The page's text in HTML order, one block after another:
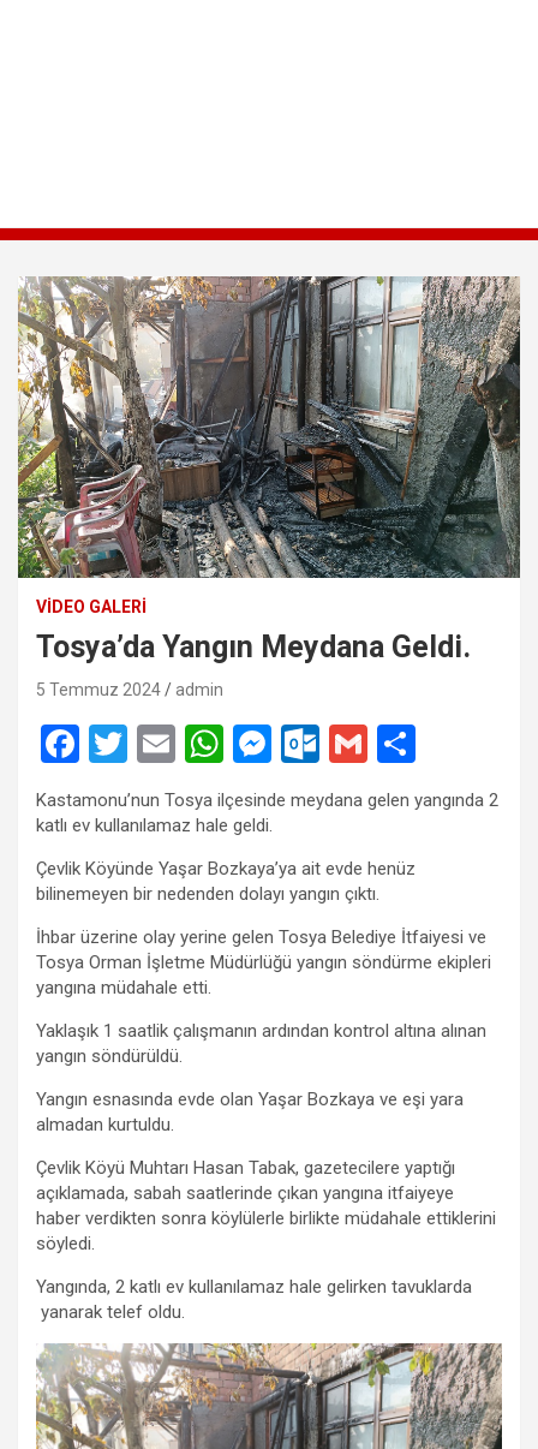
VIDEO GALERI
Tosya’da Yangın Meydana Geldi.
5 Temmuz 2024 admin
F
ce
b
o
o
k
T
wi
tt
er
E
ail
W
at
s
A
p
p
M
es
se
n
g
er
O
ut
lo
o
k.
c
o
m
G
m
ail ar
Kastamonu’nun Tosya ilçesinde meydana gelen yangında 2
katlı ev kullanılamaz hale geldi.
Çevlik Köyünde Yaşar Bozkaya’ya ait evde henüz
bilinemeyen bir nedenden dolayı yangın çıktı.
İhbar üzerine olay yerine gelen Tosya Belediye İtfaiyesi ve
Tosya Orman İşletme Müdürlüğü yangın söndürme ekipleri
yangına müdahale etti.
Yaklaşık 1 saatlik çalışmanın ardından kontrol altına alınan
yangın söndürüldü.
Yangın esnasında evde olan Yaşar Bozkaya ve eşi yara
almadan kurtuldu.
Çevlik Köyü Muhtarı Hasan Tabak, gazetecilere yaptığı
açıklamada, sabah saatlerinde çıkan yangına itfaiyeye
haber verdikten sonra köylülerle birlikte müdahale ettiklerini
söyledi.
Yangında, 2 katlı ev kullanılamaz hale gelirken tavuklarda
yanarak telef oldu.